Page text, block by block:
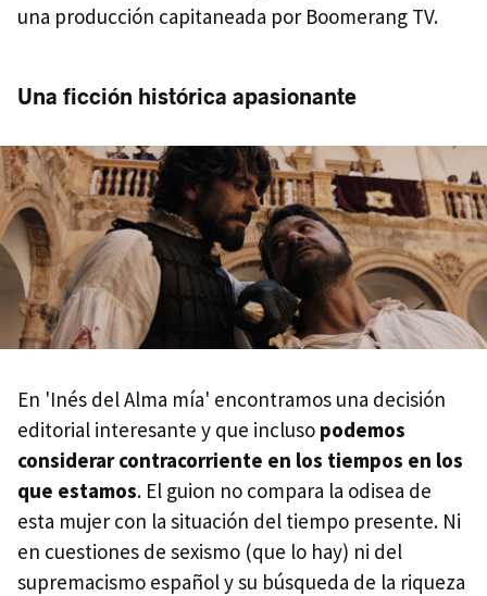
una producción capitaneada por Boomerang TV.
Una ficción histórica apasionante
En 'Inés del Alma mía' encontramos una decisión
editorial interesante y que incluso podemos
considerar contracorriente en los tiempos en los
que estamos. El guion no compara la odisea de
esta mujer con la situación del tiempo presente. Ni
en cuestiones de sexismo (que lo hay) ni del
supremacismo español y su búsqueda de la riqueza